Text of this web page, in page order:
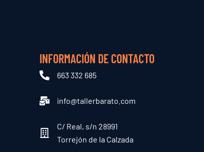
INFORMACIÓN DE CONTACTO
663 332 685
info@tallerbarato.com
C/ Real, s/n 28991
Torrejón de la Calzada